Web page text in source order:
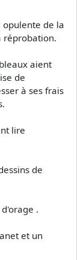
opulente de la
réprobation.
aient
de
à ses frais
lire
de
.
et un